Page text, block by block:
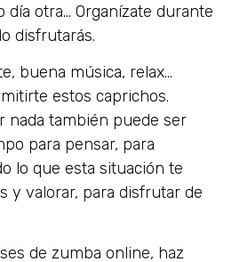
día otra… Organízate durante
disfrutarás.
buena música, relax…
estos caprichos.
nada también puede ser
para pensar, para
lo que esta situación te
y valorar, para disfrutar de
de zumba online, haz